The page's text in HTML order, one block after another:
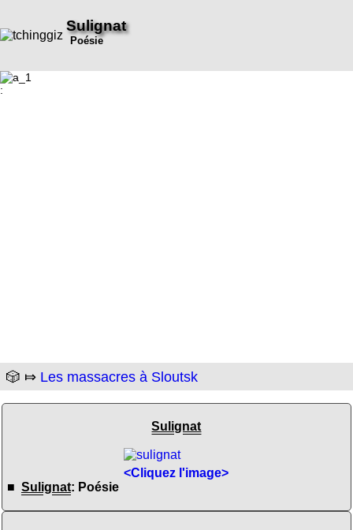
Sulignat
Poésie
:
🎲 ⤇ Les massacres à Sloutsk
Sulignat
<Cliquez l'image>
■ Sulignat: Poésie